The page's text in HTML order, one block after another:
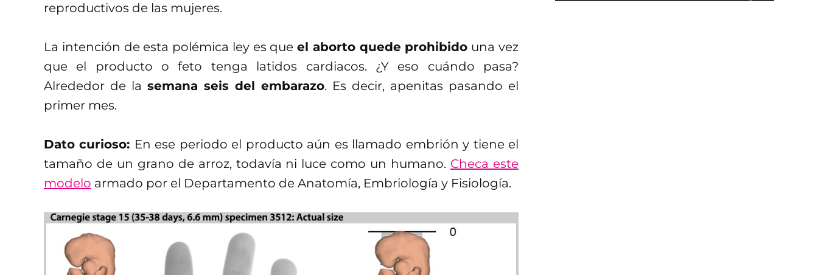
reproductivos de las mujeres.
La intención de esta polémica ley es queel aborto quede prohibido una vez
que el producto o feto tenga latidos cardiacos. ¿Y eso cuándo pasa?
Alrededor de la semana seis del embarazo. Es decir, apenitas pasando el
primer mes.
Dato curioso: En ese periodo el producto aún es llamado embrión y tiene el
tamaño de un grano de arroz, todavía ni luce como un humano. Checa este
modelo armado por el Departamento de Anatomía, Embriología y Fisiología.